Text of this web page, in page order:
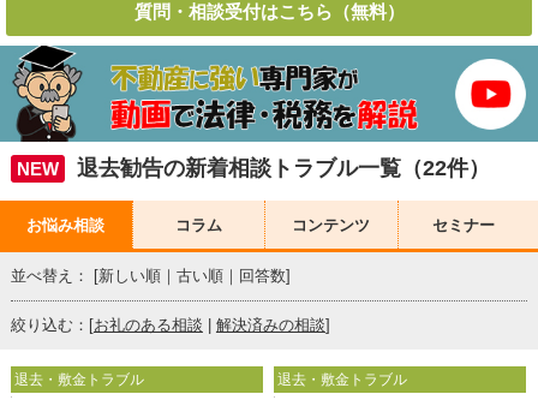
質問・相談受付はこちら（無料）
NEW 退去勧告の新着相談トラブル一覧（22件）
お悩み相談 コラム コンテンツ セミナー
並べ替え： [新しい順｜ 古い順｜ 回答数]
絞り込む：[お礼のある相談 | 解決済みの相談]
退去・敷金トラブル 退去・敷金トラブル